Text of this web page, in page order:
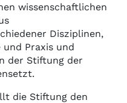
wissenschaftlichen
Disziplinen,
Praxis und
der Stiftung der
die Stiftung den